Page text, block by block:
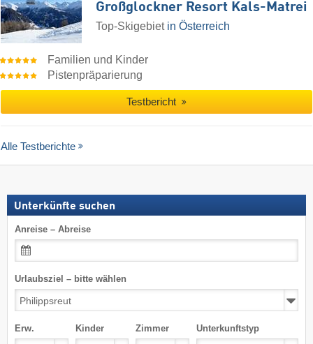
Großglockner Resort Kals-Matrei
Top-Skigebiet in Österreich
Familien und Kinder
Pistenpräparierung
Testbericht
Alle Testberichte
Unterkünfte suchen
Anreise – Abreise
Urlaubsziel – bitte wählen
Erw. Kinder Zimmer Unterkunftstyp